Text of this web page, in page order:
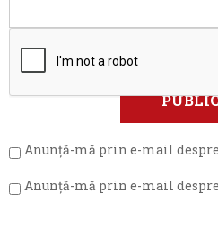
Anunță-mă prin e-mail
Anunță-mă prin e-mail